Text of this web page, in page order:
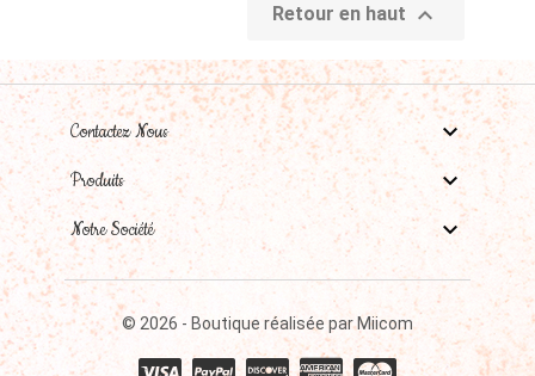
Retour en haut 
Contactez Nous 
Produits 
Notre Société 
© 2026 - Boutique réalisée par Miicom